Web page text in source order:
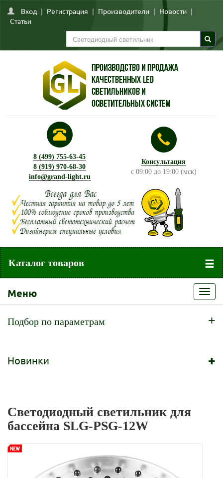
Вход | Регистрация | Производители | Новости |
Статьи
8 (499) 755-63-45
8 (919) 970-68-30
info@grand-light.ru
Консультация
с 09:00 до 19:00 (мск)
Каталог товаров
Меню
Подбор по параметрам +
Новинки +
Светодиодный светильник для
бассейна SLG-PSG-12W